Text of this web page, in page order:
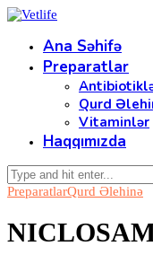
Ana Səhifə
Preparatlar
Qurd
Vitaminlər
Haqqımızda
PreparatlarQurd Əlehinə